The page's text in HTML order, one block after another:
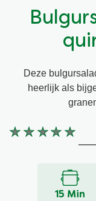
Vegetarisch
Groentewraps
Gelegenheden
Kruiding
Kant en Klaar
Snackpots
Deze
heerlijk als
Geen
15 Min